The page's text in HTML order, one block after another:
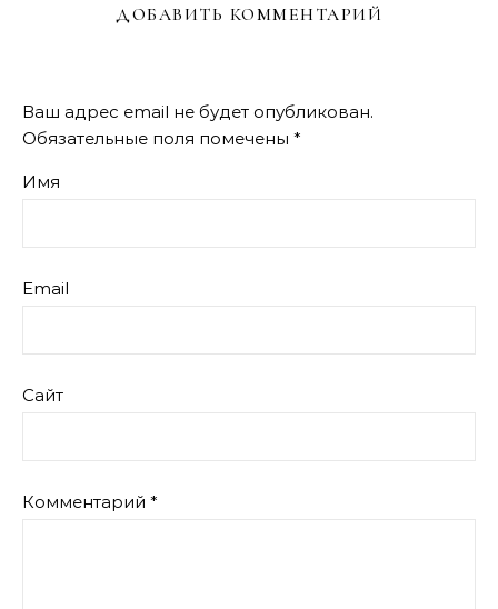
ДОБАВИТЬ КОММЕНТАРИЙ
Ваш адрес email не будет опубликован.
Обязательные поля помечены *
Имя
Email
Сайт
Комментарий *